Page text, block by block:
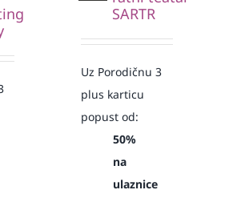
SARTR
Uz Porodičnu 3
plus karticu
popust od:
50%
na
ulaznice